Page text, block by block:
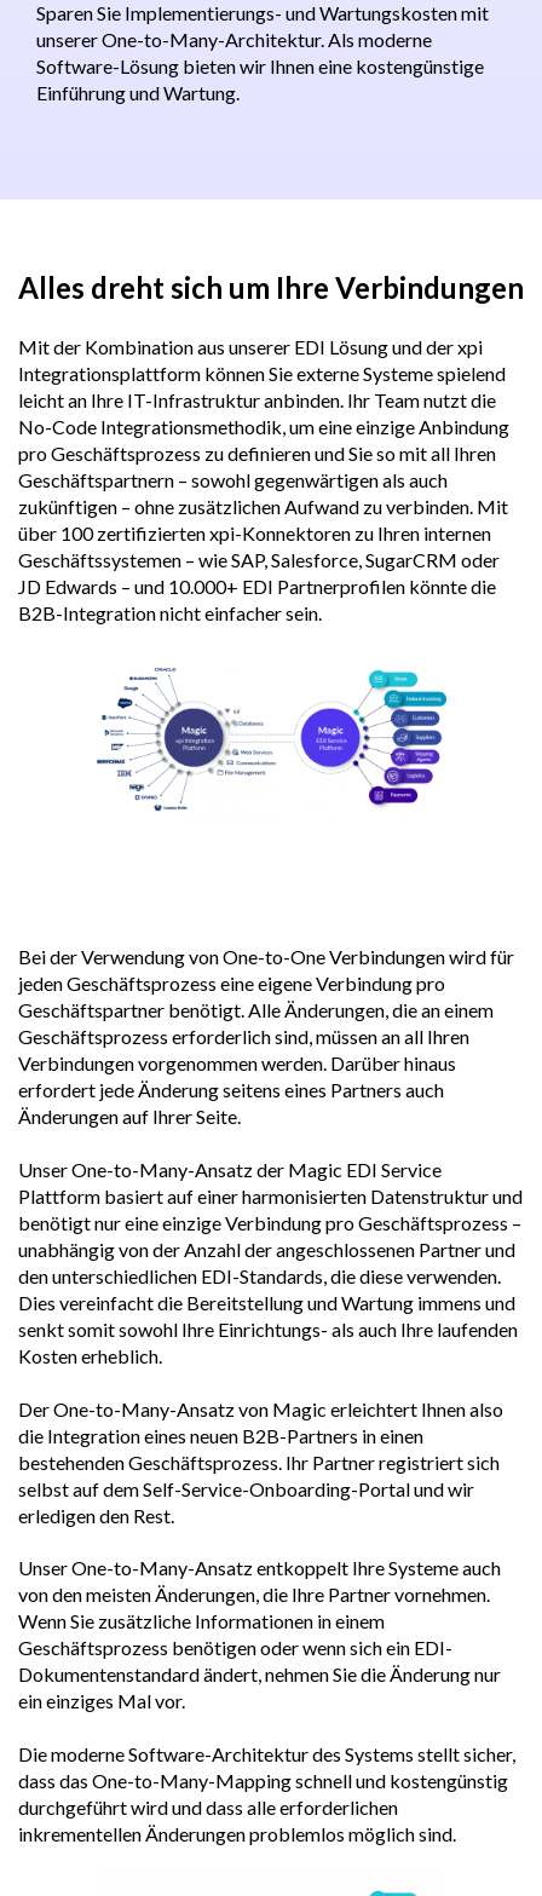
Sparen Sie Implementierungs- und Wartungskosten mit
unserer One-to-Many-Architektur. Als moderne
Software-Lösung bieten wir Ihnen eine kostengünstige
Einführung und Wartung.
Alles dreht sich um Ihre Verbindungen
Mit der Kombination aus unserer EDI Lösung und der xpi
Integrationsplattform können Sie externe Systeme spielend
leicht an Ihre IT-Infrastruktur anbinden. Ihr Team nutzt die
No-Code Integrationsmethodik, um eine einzige Anbindung
pro Geschäftsprozess zu definieren und Sie so mit all Ihren
Geschäftspartnern – sowohl gegenwärtigen als auch
zukünftigen – ohne zusätzlichen Aufwand zu verbinden. Mit
über 100 zertifizierten xpi-Konnektoren zu Ihren internen
Geschäftssystemen – wie SAP, Salesforce, SugarCRM oder
JD Edwards – und 10.000+ EDI Partnerprofilen könnte die
B2B-Integration nicht einfacher sein.
Bei der Verwendung von One-to-One Verbindungen wird für
jeden Geschäftsprozess eine eigene Verbindung pro
Geschäftspartner benötigt. Alle Änderungen, die an einem
Geschäftsprozess erforderlich sind, müssen an all Ihren
Verbindungen vorgenommen werden. Darüber hinaus
erfordert jede Änderung seitens eines Partners auch
Änderungen auf Ihrer Seite.
Unser One-to-Many-Ansatz der Magic EDI Service
Plattform basiert auf einer harmonisierten Datenstruktur und
benötigt nur eine einzige Verbindung pro Geschäftsprozess –
unabhängig von der Anzahl der angeschlossenen Partner und
den unterschiedlichen EDI-Standards, die diese verwenden.
Dies vereinfacht die Bereitstellung und Wartung immens und
senkt somit sowohl Ihre Einrichtungs- als auch Ihre laufenden
Kosten erheblich.
Der One-to-Many-Ansatz von Magic erleichtert Ihnen also
die Integration eines neuen B2B-Partners in einen
bestehenden Geschäftsprozess. Ihr Partner registriert sich
selbst auf dem Self-Service-Onboarding-Portal und wir
erledigen den Rest.
Unser One-to-Many-Ansatz entkoppelt Ihre Systeme auch
von den meisten Änderungen, die Ihre Partner vornehmen.
Wenn Sie zusätzliche Informationen in einem
Geschäftsprozess benötigen oder wenn sich ein EDI-
Dokumentenstandard ändert, nehmen Sie die Änderung nur
ein einziges Mal vor.
Die moderne Software-Architektur des Systems stellt sicher,
dass das One-to-Many-Mapping schnell und kostengünstig
durchgeführt wird und dass alle erforderlichen
inkrementellen Änderungen problemlos möglich sind.